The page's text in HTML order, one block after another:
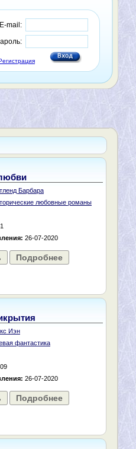
E-mail:
Барбара
любовные романы
26-07-2020
Подробнее
Иэн
фантастика
26-07-2020
Подробнее